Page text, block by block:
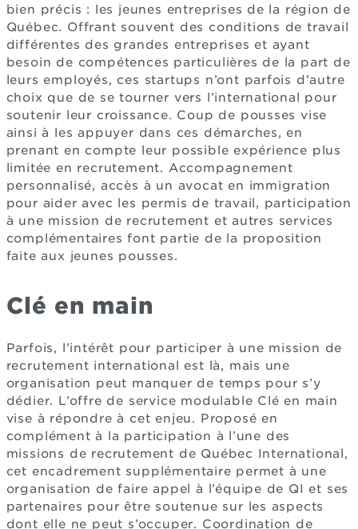
bien précis : les jeunes entreprises de la région de
Québec. Offrant souvent des conditions de travail
différentes des grandes entreprises et ayant
besoin de compétences particulières de la part de
leurs employés, ces startups n’ont parfois d’autre
choix que de se tourner vers l’international pour
soutenir leur croissance. Coup de pousses vise
ainsi à les appuyer dans ces démarches, en
prenant en compte leur possible expérience plus
limitée en recrutement. Accompagnement
personnalisé, accès à un avocat en immigration
pour aider avec les permis de travail, participation
à une mission de recrutement et autres services
complémentaires font partie de la proposition
faite aux jeunes pousses.
Clé en main
Parfois, l’intérêt pour participer à une mission de
recrutement international est là, mais une
organisation peut manquer de temps pour s’y
dédier. L’offre de service modulable Clé en main
vise à répondre à cet enjeu. Proposé en
complément à la participation à l’une des
missions de recrutement de Québec International,
cet encadrement supplémentaire permet à une
organisation de faire appel à l’équipe de QI et ses
partenaires pour être soutenue sur les aspects
dont elle ne peut s’occuper. Coordination de